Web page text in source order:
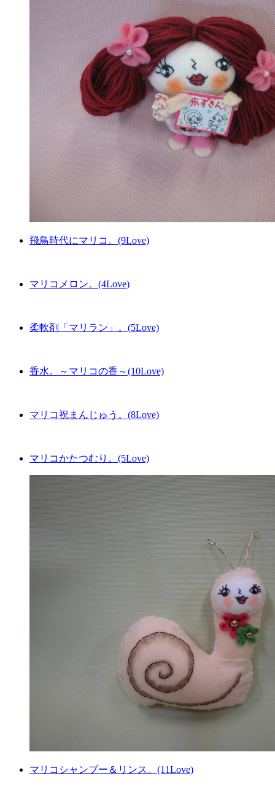
飛鳥時代にマリコ。(9Love)
マリコメロン。(4Love)
柔軟剤「マリラン」。(5Love)
香水。～マリコの香～(10Love)
マリコ祝まんじゅう。(8Love)
マリコかたつむり。(5Love)
マリコシャンプー＆リンス。(11Love)